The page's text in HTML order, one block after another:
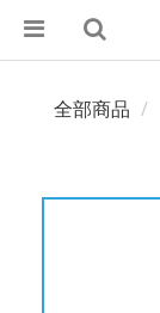
全部商品